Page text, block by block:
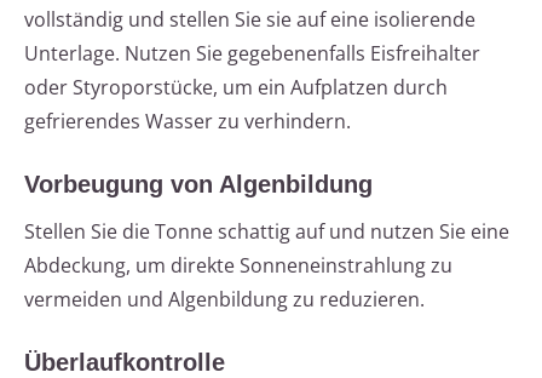
vollständig und stellen Sie sie auf eine isolierende
Unterlage. Nutzen Sie gegebenenfalls Eisfreihalter
oder Styroporstücke, um ein Aufplatzen durch
gefrierendes Wasser zu verhindern.
Vorbeugung von Algenbildung
Stellen Sie die Tonne schattig auf und nutzen Sie eine
Abdeckung, um direkte Sonneneinstrahlung zu
vermeiden und Algenbildung zu reduzieren.
Überlaufkontrolle